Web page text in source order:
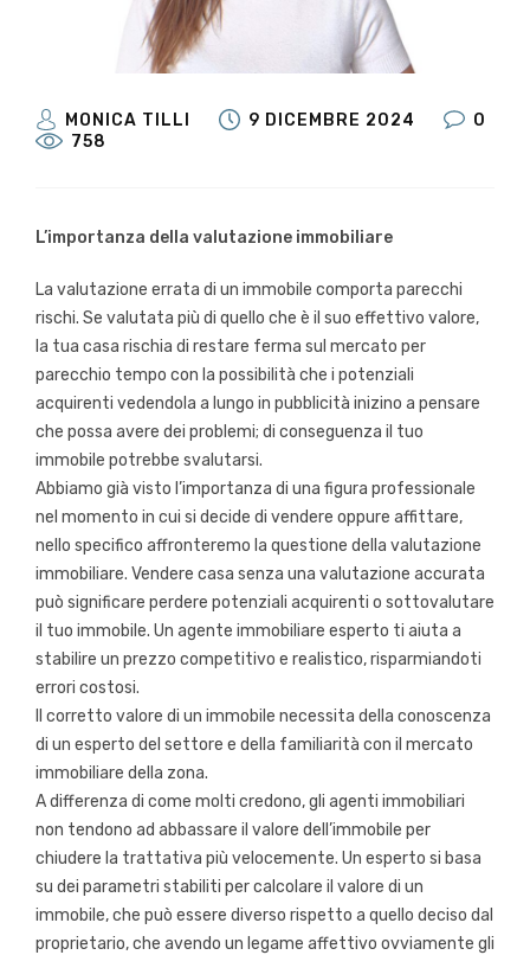
MONICA TILLI 9 DICEMBRE 2024
0
758
L’importanza della valutazione immobiliare
La valutazione errata di un immobile comporta parecchi
rischi. Se valutata più di quello che è il suo effettivo valore,
la tua casa rischia di restare ferma sul mercato per
parecchio tempo con la possibilità che i potenziali
acquirenti vedendola a lungo in pubblicità inizino a pensare
che possa avere dei problemi; di conseguenza il tuo
immobile potrebbe svalutarsi.
Abbiamo già visto l’importanza di una figura professionale
nel momento in cui si decide di vendere oppure affittare,
nello specifico affronteremo la questione della valutazione
immobiliare. Vendere casa senza una valutazione accurata
può significare perdere potenziali acquirenti o sottovalutare
il tuo immobile. Un agente immobiliare esperto ti aiuta a
stabilire un prezzo competitivo e realistico, risparmiandoti
errori costosi.
Il corretto valore di un immobile necessita della conoscenza
di un esperto del settore e della familiarità con il mercato
immobiliare della zona.
A differenza di come molti credono, gli agenti immobiliari
non tendono ad abbassare il valore dell’immobile per
chiudere la trattativa più velocemente. Un esperto si basa
su dei parametri stabiliti per calcolare il valore di un
immobile, che può essere diverso rispetto a quello deciso dal
proprietario, che avendo un legame affettivo ovviamente gli